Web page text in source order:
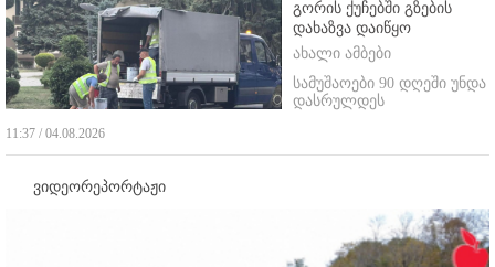
გორის ქუჩებში გზების
დახაზვა დაიწყო
ახალი ამბები
სამუშაოები 90 დღეში უნდა
დასრულდეს
11:37 / 04.08.2026
ვიდეორეპორტაჟი